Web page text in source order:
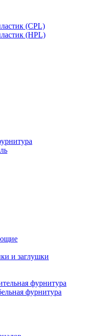
(CPL)
(HPL)
и заглушки
фурнитура
фурнитура